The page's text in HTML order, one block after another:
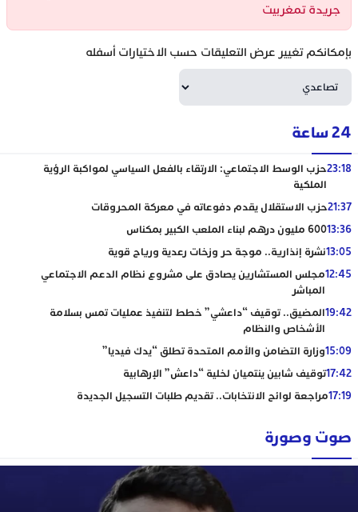
جريدة تمغربيت
بإمكانكم تغيير عرض التعليقات حسب الاختيارات أسفله
24 ساعة
23:18حزب الوسط الاجتماعي: الارتقاء بالفعل السياسي لمواكبة الرؤية
الملكية
21:37حزب الاستقلال يقدم دفوعاته في معركة المحروقات
13:36600 مليون درهم لبناء الملعب الكبير بمكناس
13:05نشرة إنذارية.. موجة حر وزخات رعدية ورياح قوية
12:45مجلس المستشارين يصادق على مشروع نظام الدعم الاجتماعي
المباشر
19:42المضيق.. توقيف “داعشي” خطط لتنفيذ عمليات تمس بسلامة
الأشخاص والنظام
15:09وزارة التضامن والأمم المتحدة تطلق “يدك فيديا”
17:42توقيف شابين ينتميان لخلية “داعش” الإرهابية
17:19مراجعة لوائح الانتخابات.. تقديم طلبات التسجيل الجديدة
صوت وصورة